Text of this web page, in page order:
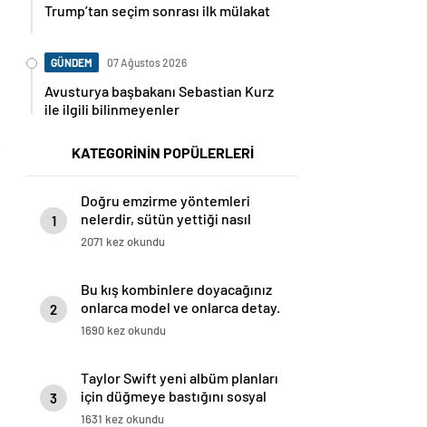
Trump’tan seçim sonrası ilk mülakat
GÜNDEM 07 Ağustos 2026
Avusturya başbakanı Sebastian Kurz
ile ilgili bilinmeyenler
KATEGORİNİN POPÜLERLERİ
1
Doğru emzirme yöntemleri
nelerdir, sütün yettiği nasıl
anlaşılır?
2071 kez okundu
2
Bu kış kombinlere doyacağınız
onlarca model ve onlarca detay.
1690 kez okundu
3
Taylor Swift yeni albüm planları
için düğmeye bastığını sosyal
medyadan duyurdu!
1631 kez okundu